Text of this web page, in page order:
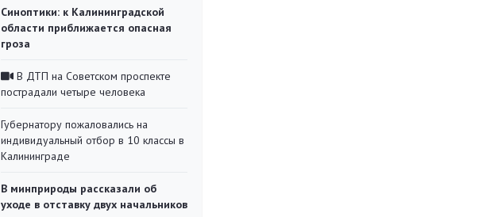
Синоптики: к Калининградской
области приближается опасная
гроза
В ДТП на Советском проспекте
пострадали четыре человека
Губернатору пожаловались на
индивидуальный отбор в 10 классы в
Калининграде
В минприроды рассказали об
уходе в отставку двух начальников